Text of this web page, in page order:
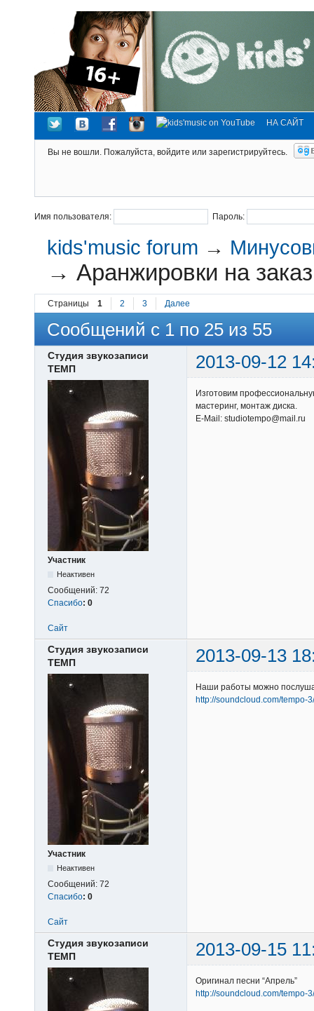
НА САЙТ
Вы не вошли. Пожалуйста, войдите или зарегистрируйтесь.
Имя пользователя: Пароль:
kids'music forum →
→Аранжировки на
Страницы 1 2 3 Далее
Сообщений с 1 по 25 из 55
Студия звукозаписи
ТЕМП
2013-09-12
Участник
Неактивен
Сообщений: 72
Спасибо: 0
Изготовим
мастеринг, монтаж диска.
E-Mail: studiotempo@mail.ru
Сайт
Студия звукозаписи
ТЕМП
2013-09-13
Участник
Неактивен
Сообщений: 72
Спасибо: 0
Наши работы можно
http://soundcloud.com/tempo-
Сайт
Студия звукозаписи
ТЕМП
2013-09-15
Оригинал песни “Апрель”
http://soundcloud.com/tempo-